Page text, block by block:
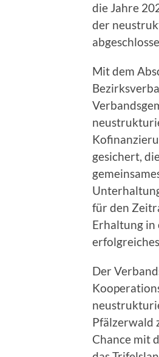
die Jahre
der
Mit dem
gesichert,
für den
Erhaltung
Der
Pfälzerwald
Chance mit